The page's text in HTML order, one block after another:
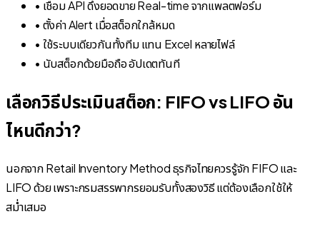
• เชื่อม API ดึงยอดขาย Real-time จากแพลตฟอร์ม
• ตั้งค่า Alert เมื่อสต็อกใกล้หมด
• ใช้ระบบเดียวกันทั้งทีม แทน Excel หลายไฟล์
• นับสต็อกด้วยมือถือ อัปเดตทันที
เลือกวิธีประเมินสต็อก: FIFO vs LIFO อัน
ไหนดีกว่า?
นอกจาก Retail Inventory Method ธุรกิจไทยควรรู้จัก FIFO และ
LIFO ด้วย เพราะกรมสรรพากรยอมรับทั้งสองวิธี แต่ต้องเลือกใช้ให้
สม่ำเสมอ